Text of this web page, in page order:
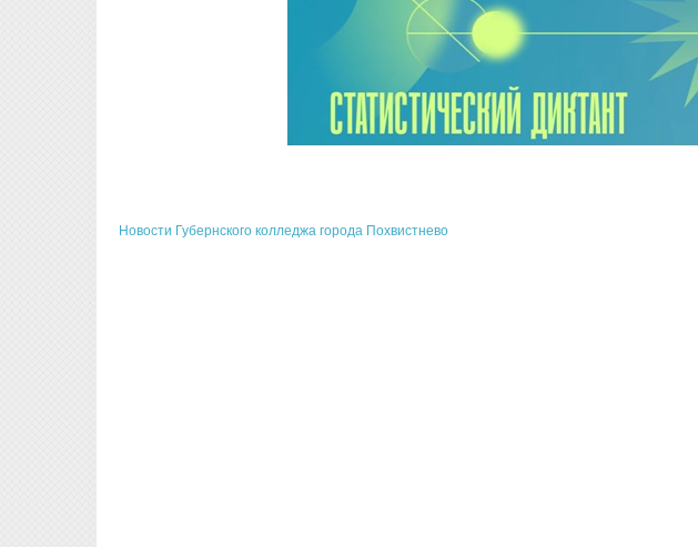
Новости Губернского колледжа города Похвистнево